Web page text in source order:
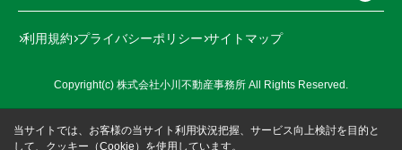
利用規約 プライバシーポリシー サイトマップ
Copyright(c) 株式会社小川不動産事務所 All Rights Reserved.
当サイトでは、お客様の当サイト利用状況把握、サービス向上検討を目的と
して、クッキー（Cookie）を使用しています。